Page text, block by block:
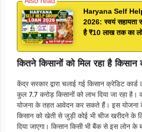
Haryana Self
2026: स्वयं सहायता
है ₹10 लाख तक का
कितने किसानों को मिल रहा है किसान
केंद्र सरकार द्वारा चलाई गई किसान क्रेडिट
कुल 7.7 करोड़ किसानों को लाभ दिया जा रहा है।
योजना के तहत आवेदन कर सकते हैं। इस
किसान को खेती से जुड़ी कोई भी चीज खरीदने के
दिया जाएगा। किसान किसी भी बैंक से इस लोन के